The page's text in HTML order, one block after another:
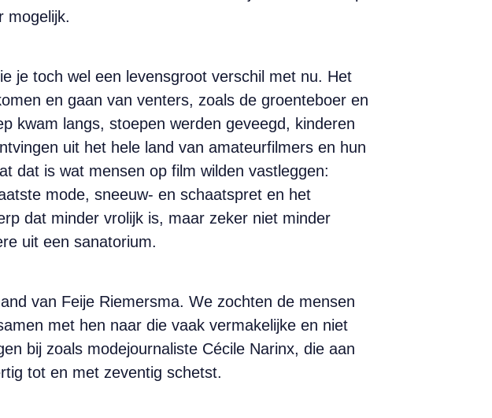
mogelijk.
je toch wel een levensgroot verschil met nu. Het
en gaan van venters, zoals de groenteboer en
kwam langs, stoepen werden geveegd, kinderen
uit het hele land van amateurfilmers en hun
dat is wat mensen op film wilden vastleggen:
mode, sneeuw- en schaatspret en het
dat minder vrolijk is, maar zeker niet minder
uit een sanatorium.
van Feije Riemersma. We zochten de mensen
met hen naar die vaak vermakelijke en niet
bij zoals modejournaliste Cécile Narinx, die aan
tot en met zeventig schetst.